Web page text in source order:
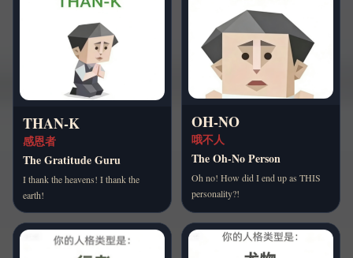
THAN-K
感恩者
The Gratitude Guru
I thank the heavens! I thank the
earth!
OH-NO
哦不人
The Oh-No Person
Oh no! How did I end up as THIS
personality?!